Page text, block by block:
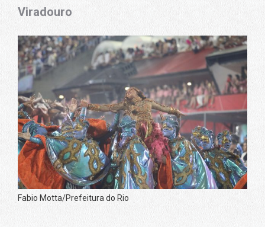
Viradouro
Fabio Motta/Prefeitura do Rio